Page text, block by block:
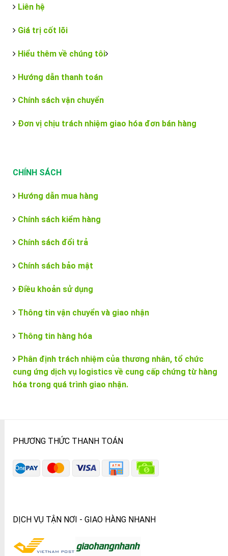
Liên hệ
Giá trị cốt lõi
Hiểu thêm về chúng tôi
Hướng dẫn thanh toán
Chính sách vận chuyển
Đơn vị chịu trách nhiệm giao hóa đơn bán hàng
CHÍNH SÁCH
Hướng dẫn mua hàng
Chính sách kiểm hàng
Chính sách đổi trả
Chính sách bảo mật
Điều khoản sử dụng
Thông tin vận chuyển và giao nhận
Thông tin hàng hóa
Phân định trách nhiệm của thương nhân, tổ chức
cung ứng dịch vụ logistics về cung cấp chứng từ hàng
hóa trong quá trình giao nhận.
PHƯƠNG THỨC THANH TOÁN
DỊCH VỤ TẬN NƠI - GIAO HÀNG NHANH